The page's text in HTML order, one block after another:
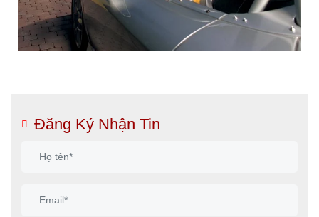
Đăng Ký Nhận Tin